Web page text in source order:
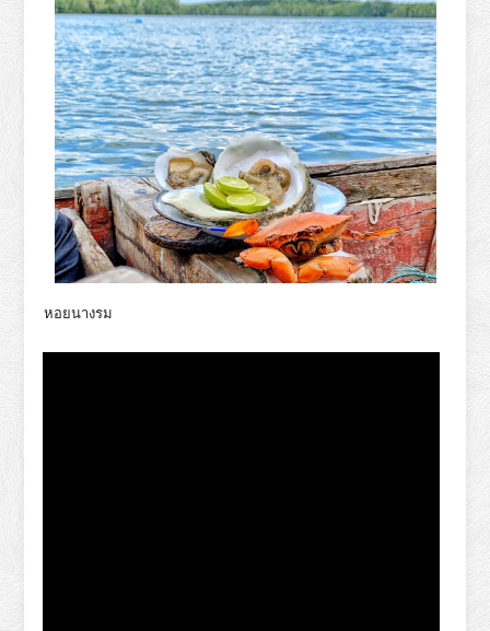
หอยนางรม